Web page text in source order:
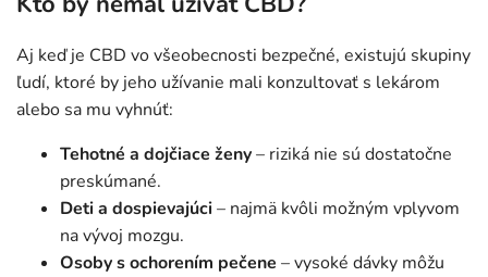
Aj keď je CBD vo všeobecnosti bezpečné, existujú skupiny
ľudí, ktoré by jeho užívanie mali konzultovať s lekárom
alebo sa mu vyhnúť:
Tehotné a dojčiace ženy– riziká nie sú dostatočne
preskúmané.
Deti a dospievajúci– najmä kvôli možným vplyvom
na vývoj mozgu.
Osoby s ochorením pečene – vysoké dávky môžu